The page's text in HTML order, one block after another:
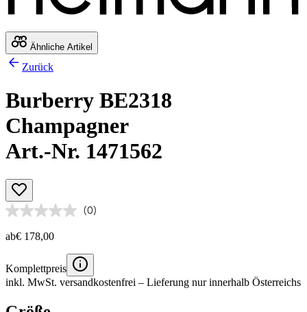
Ähnliche Artikel
Zurück
Burberry BE2318
Champagner
Art.-Nr. 1471562
(0)
ab€ 178,00
Komplettpreis
inkl. MwSt. versandkostenfrei – Lieferung nur innerhalb Österreichs